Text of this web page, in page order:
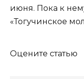
июня. Пока к
«Тогучинское
Оцените статью